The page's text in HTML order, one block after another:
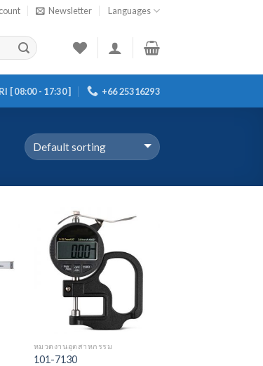
Newsletter Languages
[ 08:00 - 17:30 ] +66 25316293
Wishlist
หมวดงานอุตสาหกรรม
101-7130